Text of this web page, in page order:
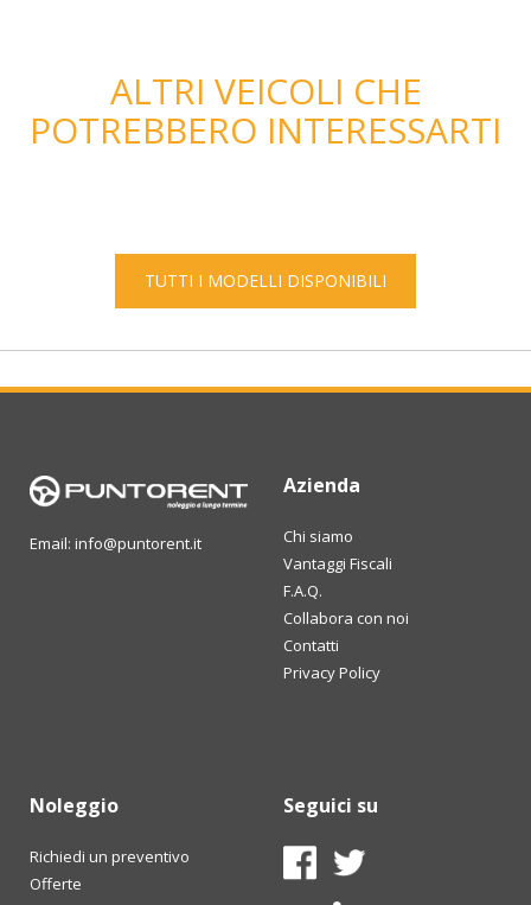
ALTRI VEICOLI CHE
POTREBBERO INTERESSARTI
TUTTI I MODELLI DISPONIBILI
Email: info@puntorent.it
Azienda
Chi siamo
Vantaggi Fiscali
F.A.Q.
Collabora con noi
Contatti
Privacy Policy
Noleggio
Richiedi un preventivo
Offerte
Seguici su